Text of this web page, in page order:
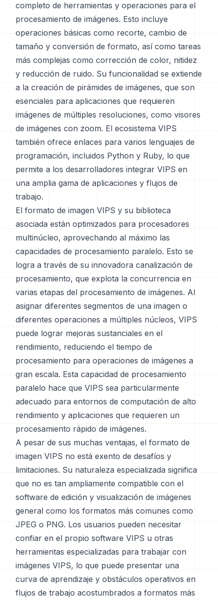
completo de herramientas y operaciones para el
procesamiento de imágenes. Esto incluye
operaciones básicas como recorte, cambio de
tamaño y conversión de formato, así como tareas
más complejas como corrección de color, nitidez
y reducción de ruido. Su funcionalidad se extiende
a la creación de pirámides de imágenes, que son
esenciales para aplicaciones que requieren
imágenes de múltiples resoluciones, como visores
de imágenes con zoom. El ecosistema VIPS
también ofrece enlaces para varios lenguajes de
programación, incluidos Python y Ruby, lo que
permite a los desarrolladores integrar VIPS en
una amplia gama de aplicaciones y flujos de
trabajo.
El formato de imagen VIPS y su biblioteca
asociada están optimizados para procesadores
multinúcleo, aprovechando al máximo las
capacidades de procesamiento paralelo. Esto se
logra a través de su innovadora canalización de
procesamiento, que explota la concurrencia en
varias etapas del procesamiento de imágenes. Al
asignar diferentes segmentos de una imagen o
diferentes operaciones a múltiples núcleos, VIPS
puede lograr mejoras sustanciales en el
rendimiento, reduciendo el tiempo de
procesamiento para operaciones de imágenes a
gran escala. Esta capacidad de procesamiento
paralelo hace que VIPS sea particularmente
adecuado para entornos de computación de alto
rendimiento y aplicaciones que requieren un
procesamiento rápido de imágenes.
A pesar de sus muchas ventajas, el formato de
imagen VIPS no está exento de desafíos y
limitaciones. Su naturaleza especializada significa
que no es tan ampliamente compatible con el
software de edición y visualización de imágenes
general como los formatos más comunes como
JPEG o PNG. Los usuarios pueden necesitar
confiar en el propio software VIPS u otras
herramientas especializadas para trabajar con
imágenes VIPS, lo que puede presentar una
curva de aprendizaje y obstáculos operativos en
flujos de trabajo acostumbrados a formatos más